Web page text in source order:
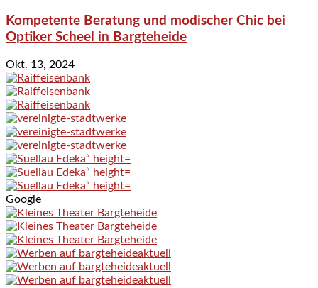
Kompetente Beratung und modischer Chic bei
Optiker Scheel in Bargteheide
Okt. 13, 2024
Google